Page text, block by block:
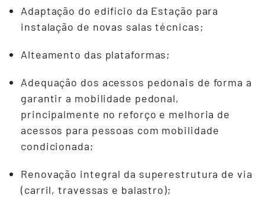
Adaptação do edifício da Estação para
instalação de novas salas técnicas;
Alteamento das plataformas;
Adequação dos acessos pedonais de forma a
garantir a mobilidade pedonal,
principalmente no reforço e melhoria de
acessos para pessoas com mobilidade
condicionada;
Renovação integral da superestrutura de via
(carril, travessas e balastro);